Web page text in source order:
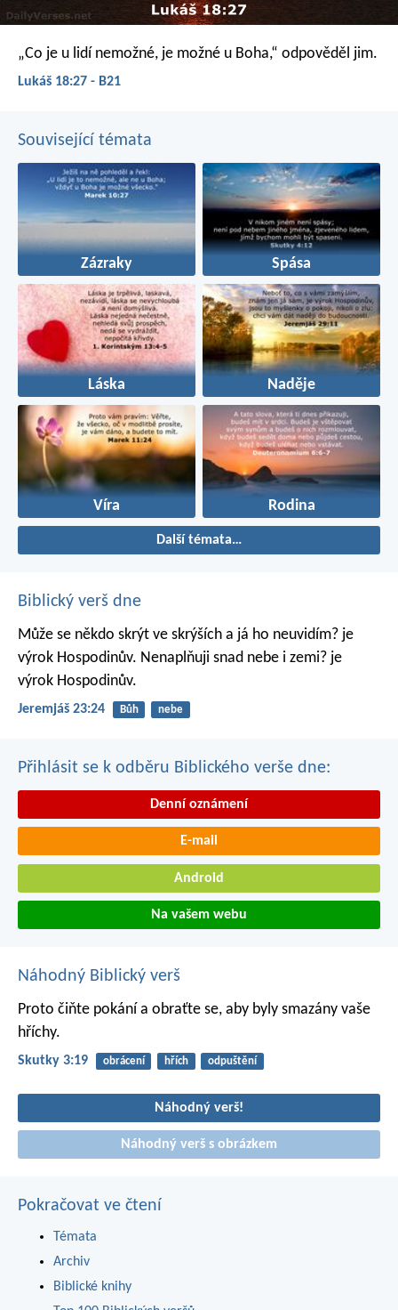
„Co je u lidí nemožné, je možné u Boha,“ odpověděl jim.
Lukáš 18:27 - B21
Související témata
Zázraky Spása
Láska Naděje
Víra Rodina
Další témata…
Biblický verš dne
Může se někdo skrýt ve skrýších a já ho neuvidím? je
výrok Hospodinův. Nenaplňuji snad nebe i zemi? je
výrok Hospodinův.
Jeremjáš 23:24 Bůh nebe
Přihlásit se k odběru Biblického verše dne:
Denní oznámení
E-mail
Android
Na vašem webu
Náhodný Biblický verš
Proto čiňte pokání a obraťte se, aby byly smazány vaše
hříchy.
Skutky 3:19 obrácení hřích odpuštění
Náhodný verš!
Náhodný verš s obrázkem
Pokračovat ve čtení
Témata
Archiv
Biblické knihy